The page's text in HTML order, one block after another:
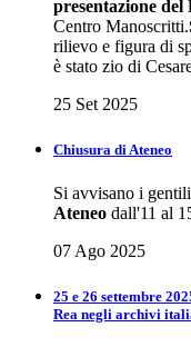
presentazione del
Centro Manoscritti.
rilievo e figura di
è stato zio di
25 Set 2025
Chiusura di Ateneo
Si avvisano i
Ateneo dall'11 al
07 Ago 2025
25 e 26 settembre
Rea negli archivi